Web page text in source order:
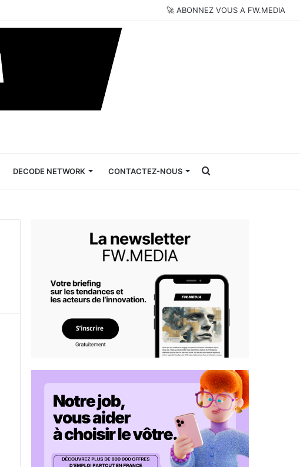
🚀 ABONNEZ VOUS A FW.MEDIA
DECODE NETWORK CONTACTEZ-NOUS Rechercher